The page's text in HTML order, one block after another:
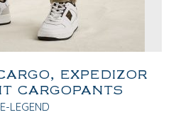
EXPEDIZOR
CARGOPANTS
LEGEND